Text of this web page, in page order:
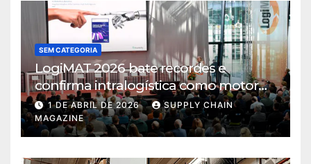
SEM CATEGORIA
LogiMAT 2026 bate recordes e
confirma intralogística como motor
de decisão em tempos de incerteza
1 DE ABRIL DE 2026
SUPPLY CHAIN
MAGAZINE